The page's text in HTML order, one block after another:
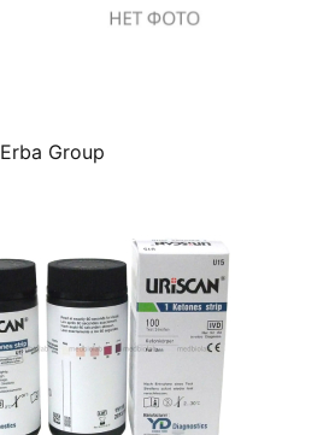
Erba Group